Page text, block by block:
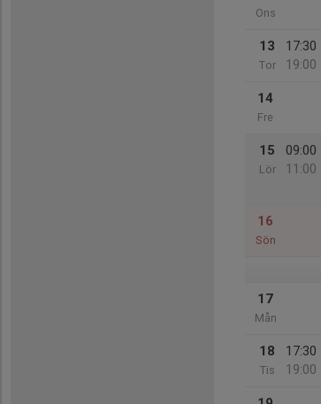
Ons
13
Tor
17:30
19:00
14
Fre
15
Lör
09:00
11:00
16
Sön
17
Mån
18
Tis
17:30
19:00